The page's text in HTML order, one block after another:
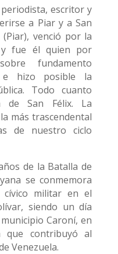
escritor y
a Piar y a San
(Piar), venció por la
y fue él quien por
fundamento
e hizo posible la
Todo cuanto
de San Félix. La
más trascendental
de nuestro ciclo
de la Batalla de
se conmemora
cívico militar en el
siendo un día
Caroní, en
que contribuyó al
Venezuela.